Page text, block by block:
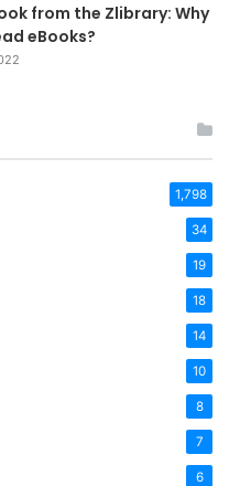
from the Zlibrary: Why
eBooks?
1,798
34
19
18
14
10
8
7
6